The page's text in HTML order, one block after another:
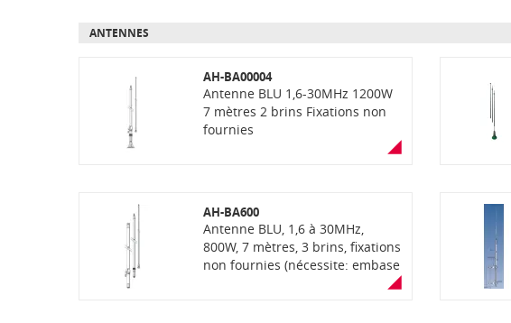
ANTENNES
AH-BA00004
Antenne BLU 1,6-30MHz 1200W
7 mètres 2 brins Fixations non
fournies
AH-BA600
Antenne BLU, 1,6 à 30MHz,
800W, 7 mètres, 3 brins, fixations
non fournies (nécessite: embase